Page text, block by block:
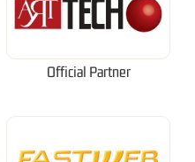
Official Partner